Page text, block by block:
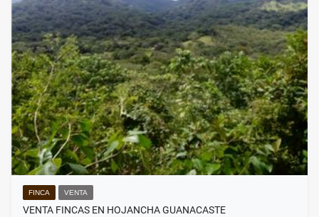
FINCA VENTA
VENTA FINCAS EN HOJANCHA GUANACASTE